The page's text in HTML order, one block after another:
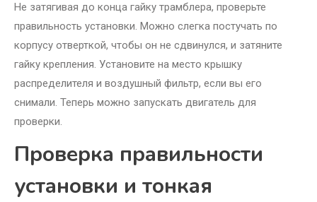
Не затягивая до конца гайку трамблера, проверьте
правильность установки. Можно слегка постучать по
корпусу отверткой, чтобы он не сдвинулся, и затяните
гайку крепления. Установите на место крышку
распределителя и воздушный фильтр, если вы его
снимали. Теперь можно запускать двигатель для
проверки.
Проверка правильности
установки и тонкая